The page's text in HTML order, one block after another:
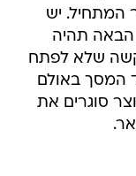
המתחיל. יש
הבאה תהיה
שלא לפתח
המסך באולם
סוגרים את